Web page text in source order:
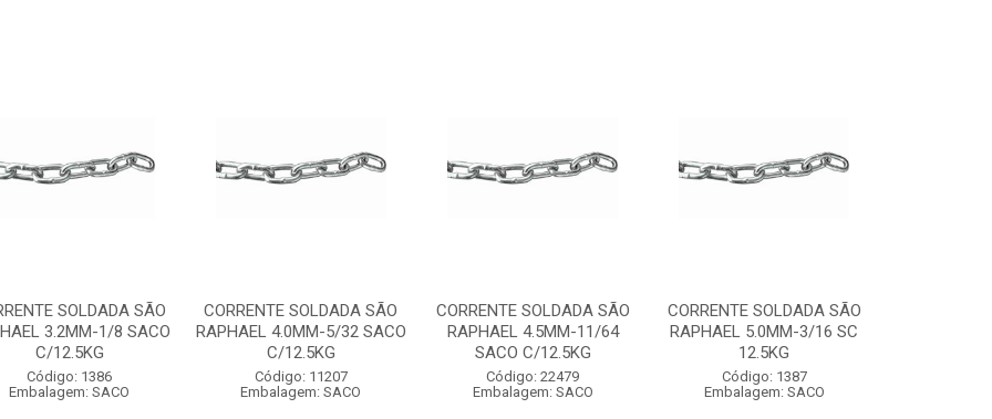
SOLDADA SÃO
3.2MM-1/8 SACO
C/12.5KG
Código: 1386
Embalagem: SACO
CORRENTE SOLDADA SÃO
RAPHAEL 4.0MM-5/32 SACO
C/12.5KG
Código: 11207
Embalagem: SACO
CORRENTE SOLDADA SÃO
RAPHAEL 4.5MM-11/64
SACO C/12.5KG
Código: 22479
Embalagem: SACO
CORRENTE SOLDADA SÃO
RAPHAEL 5.0MM-3/16 SC
12.5KG
Código: 1387
Embalagem: SACO